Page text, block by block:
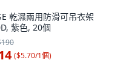
乾濕兩用防滑可吊衣架
紫色, 20個
($5.70/1個)